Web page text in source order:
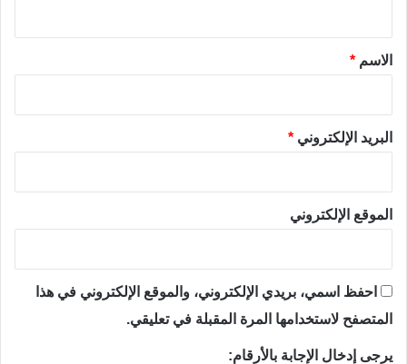
*الاسم *
البريد الإلكتروني *
الموقع الإلكتروني
احفظ اسمي، بريدي الإلكتروني، والموقع الإلكتروني في هذا
المتصفح لاستخدامها المرة المقبلة في تعليقي.
يرجى إدخال الإجابة بالأرقام: